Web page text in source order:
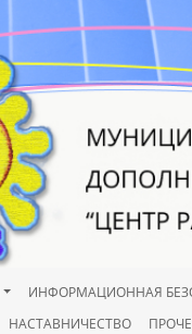
ИНФОРМАЦИОННАЯ
НАСТАВНИЧЕСТВО